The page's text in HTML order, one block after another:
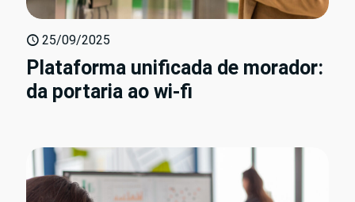
25/09/2025
Plataforma unificada de morador:
da portaria ao wi-fi